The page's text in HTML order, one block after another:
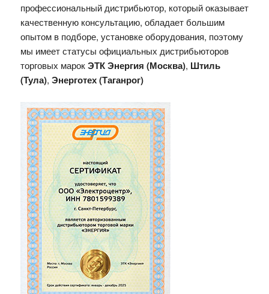
профессиональный дистрибьютор, который оказывает
качественную консультацию, обладает большим
опытом в подборе, установке оборудования, поэтому
мы имеет статусы официальных дистрибьюторов
торговых марокЭТК Энергия (Москва), Штиль
(Тула), Энерготех (Таганрог)